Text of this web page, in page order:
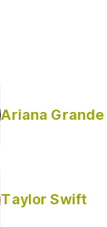
Ariana Grande
Taylor Swift